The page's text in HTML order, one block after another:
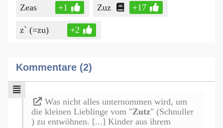
Zeas +1 Zuz +17
z` (=zu) +2
Kommentare (2)
Was nicht alles unternommen wird, um
die kleinen Lieblinge vom "Zutz" (Schnuller
) zu entwöhnen. [...] Kinder aus ihrem